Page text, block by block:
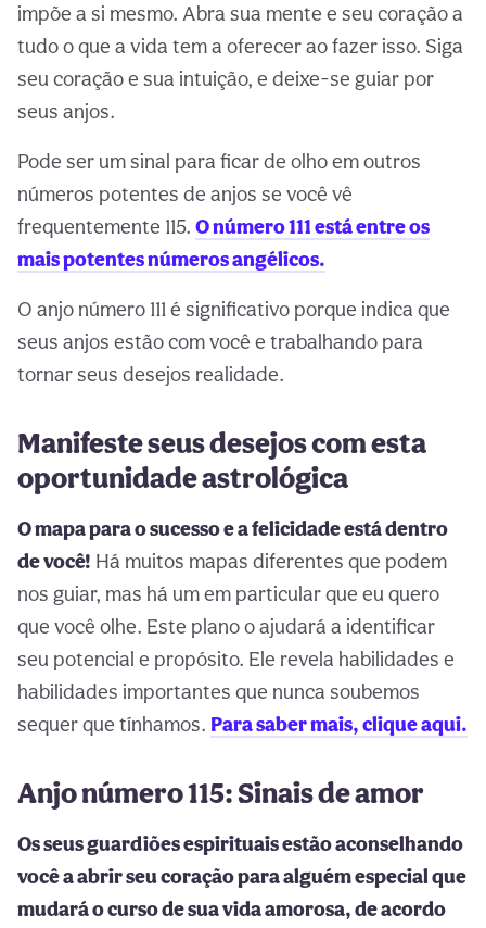
impõe a si mesmo. Abra sua mente e seu coração a
tudo o que a vida tem a oferecer ao fazer isso. Siga
seu coração e sua intuição, e deixe-se guiar por
seus anjos.
Pode ser um sinal para ficar de olho em outros
números potentes de anjos se você vê
frequentemente 115. O número 111 está entre os
mais potentes números angélicos.
O anjo número 111 é significativo porque indica que
seus anjos estão com você e trabalhando para
tornar seus desejos realidade.
Manifeste seus desejos com esta
oportunidade astrológica
O mapa para o sucesso e a felicidade está dentro
de você! Há muitos mapas diferentes que podem
nos guiar, mas há um em particular que eu quero
que você olhe. Este plano o ajudará a identificar
seu potencial e propósito. Ele revela habilidades e
habilidades importantes que nunca soubemos
sequer que tínhamos. Para saber mais, clique aqui.
Anjo número 115: Sinais de amor
Os seus guardiões espirituais estão aconselhando
você a abrir seu coração para alguém especial que
mudará o curso de sua vida amorosa, de acordo